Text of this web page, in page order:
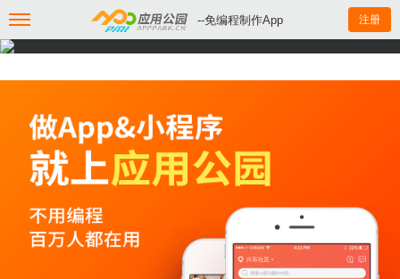
--免编程制作App 注册